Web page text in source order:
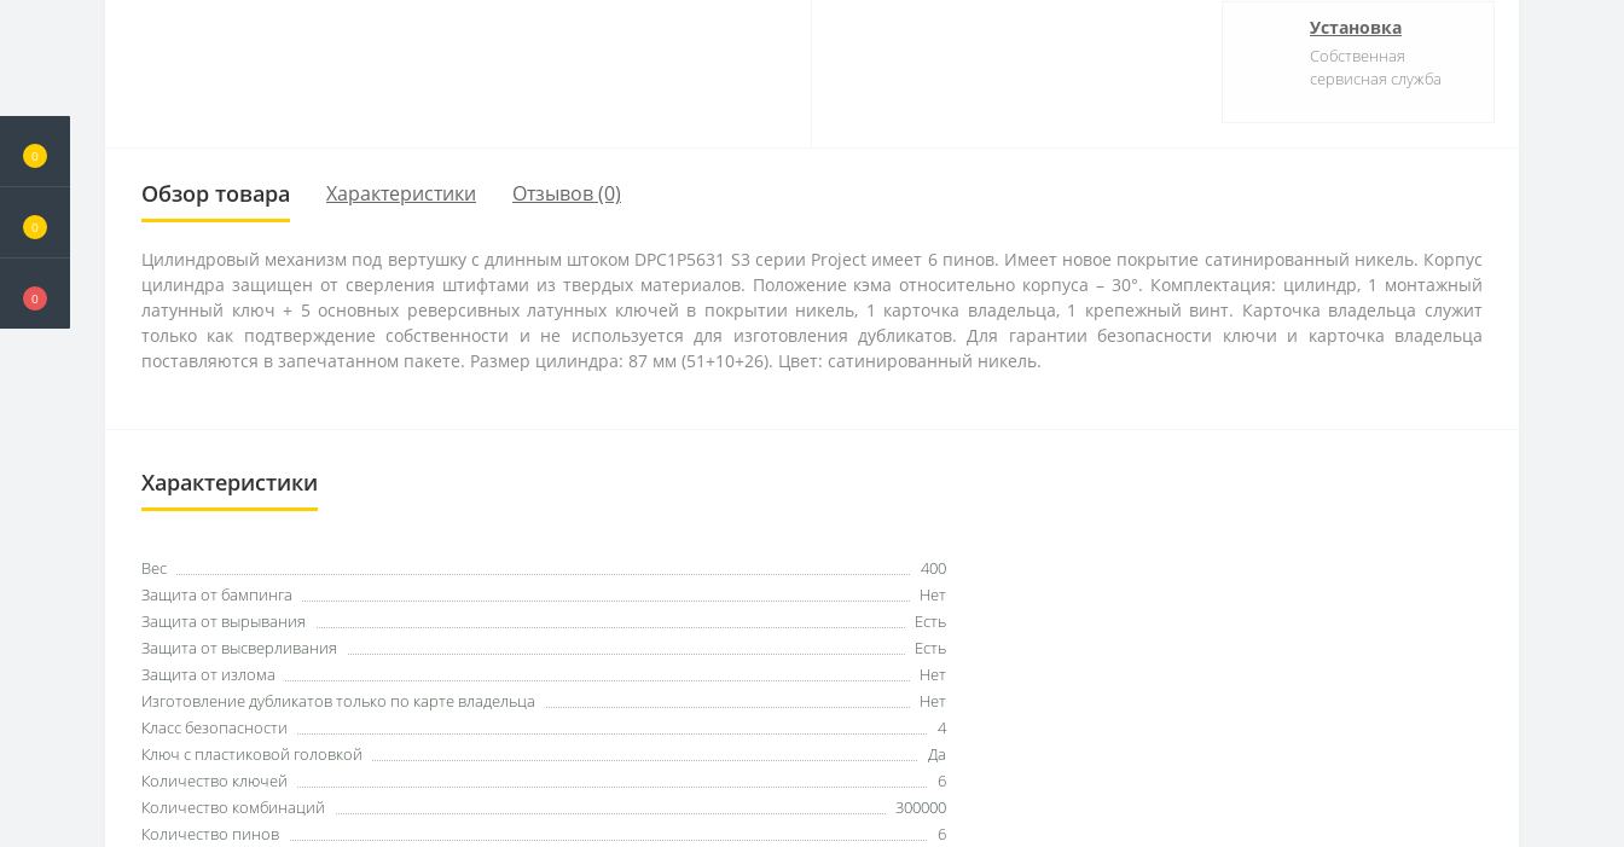
0
0
0
Установка
Собственная
сервисная служба
Обзор товара Характеристики Отзывов (0)
Цилиндровый механизм под вертушку с длинным штоком DPC1P5631 S3 серии Project имеет 6 пинов. Имеет новое покрытие сатинированный никель. Корпус
цилиндра защищен от сверления штифтами из твердых материалов. Положение кэма относительно корпуса – 30°. Комплектация: цилиндр, 1 монтажный
латунный ключ + 5 основных реверсивных латунных ключей в покрытии никель, 1 карточка владельца, 1 крепежный винт. Карточка владельца служит
только как подтверждение собственности и не используется для изготовления дубликатов. Для гарантии безопасности ключи и карточка владельца
поставляются в запечатанном пакете. Размер цилиндра: 87 мм (51+10+26). Цвет: сатинированный никель.
Характеристики
Вес
400
Защита от бампинга
Нет
Защита от вырывания
Есть
Защита от высверливания
Есть
Защита от излома
Нет
Изготовление дубликатов только по карте владельца
Нет
Класс безопасности
4
Ключ с пластиковой головкой
Да
Количество ключей
6
Количество комбинаций
300000
Количество пинов
6